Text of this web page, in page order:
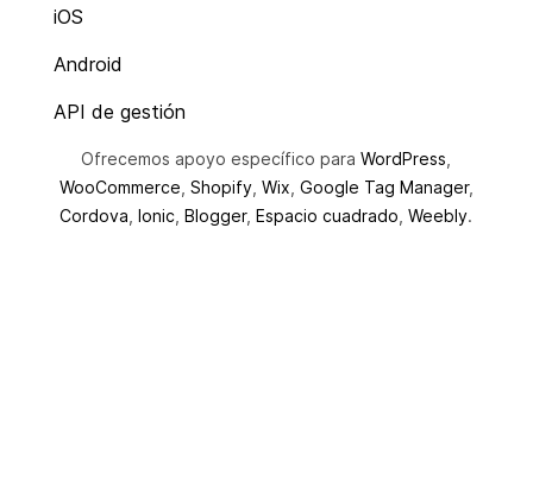
iOS
Android
API de gestión
Ofrecemos apoyo específico paraWordPress
WooCommerce Shopify, Wix Google Tag Manager,
Cordova ,Ionic ,Blogger,Espacio cuadrado ,Weebly.